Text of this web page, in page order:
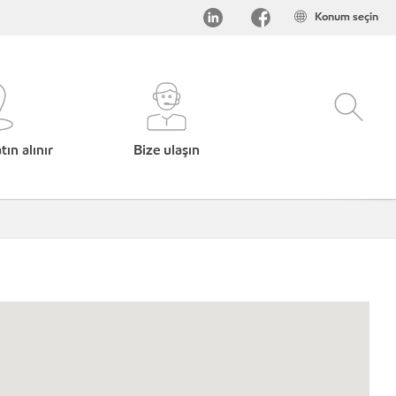
Konum seçin
alınır Bize ulaşın